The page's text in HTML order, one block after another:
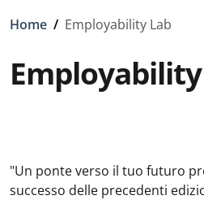
Briciole di pane
Home / Employability Lab
"Un ponte verso il tuo futuro
successo delle precedenti